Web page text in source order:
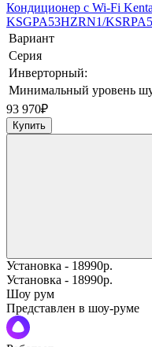
Кондиционер с Wi-Fi
KSGPA53HZRN1/
Вариант
Серия
Инверторный:
Минимальный уровень
93 970₽
Купить
Установка - 18990р.
Установка - 18990р.
Шоу рум
Представлен в шоу-руме